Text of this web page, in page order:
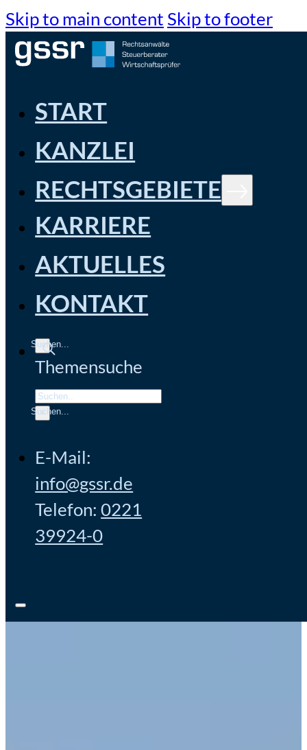
Skip to main content Skip to footer
START
KANZLEI
RECHTSGEBIETE
KARRIERE
AKTUELLES
KONTAKT
Themensuche
Search
×
E-Mail:
info@gssr.de
Telefon:0221
39924-0